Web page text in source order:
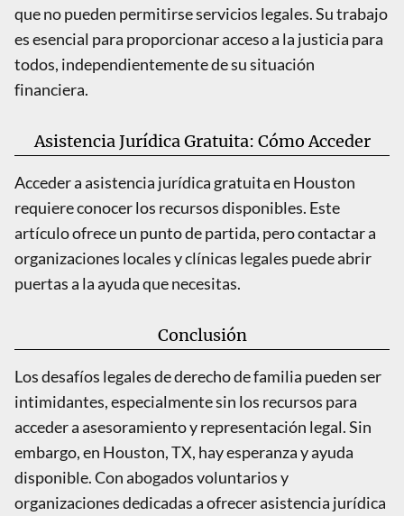
que no pueden permitirse servicios legales. Su trabajo
es esencial para proporcionar acceso a la justicia para
todos, independientemente de su situación
financiera.
Asistencia Jurídica Gratuita: Cómo Acceder
Acceder a asistencia jurídica gratuita en Houston
requiere conocer los recursos disponibles. Este
artículo ofrece un punto de partida, pero contactar a
organizaciones locales y clínicas legales puede abrir
puertas a la ayuda que necesitas.
Conclusión
Los desafíos legales de derecho de familia pueden ser
intimidantes, especialmente sin los recursos para
acceder a asesoramiento y representación legal. Sin
embargo, en Houston, TX, hay esperanza y ayuda
disponible. Con abogados voluntarios y
organizaciones dedicadas a ofrecer asistencia jurídica